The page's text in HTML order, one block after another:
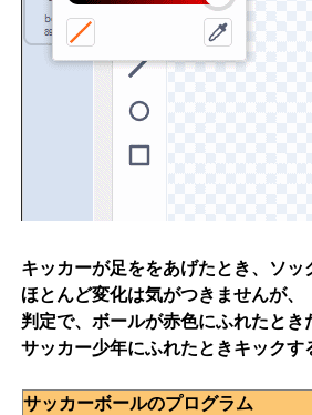
キッカーが足ををあげたとき、ソッ
ほとんど変化は気がつきませんが、
判定で、ボールが赤色にふれたとき
サッカー少年にふれたときキックす
サッカーボールのプログラム